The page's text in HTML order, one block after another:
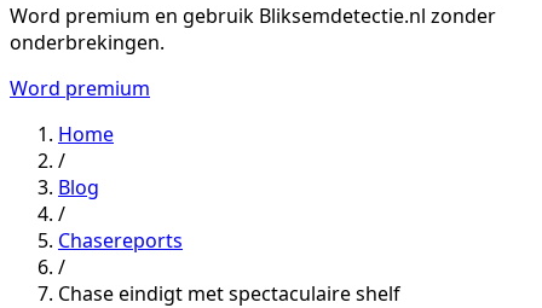
Word premium en gebruik Bliksemdetectie.nl zonder
onderbrekingen.
Word premium
Home
/
Blog
/
Chasereports
/
Chase eindigt met spectaculaire shelf